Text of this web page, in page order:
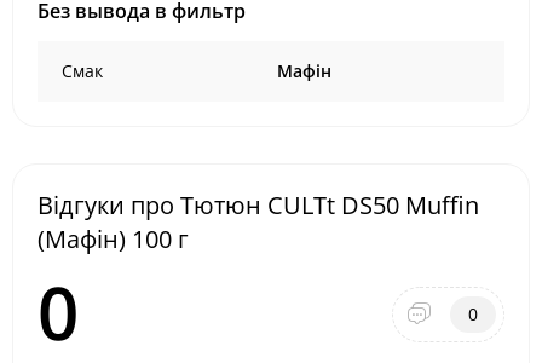
Без вывода в фильтр
Смак Мафін
Відгуки про Тютюн CULTt DS50 Muffin
(Мафін) 100 г
0 0